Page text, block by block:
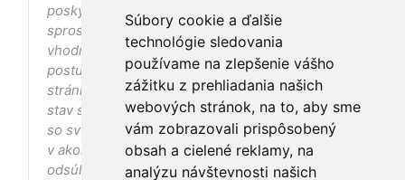
Súbory cookie a ďalšie
technológie sledovania
používame na zlepšenie vášho
zážitku z prehliadania našich
webových stránok, na to, aby sme
vám zobrazovali prispôsobený
obsah a cielené reklamy, na
analýzu návštevnosti našich
poskytovaniu zdravotnej starostlivosti, ani k jej
sprostredkovaniu, ani k jej nahrádzaniu. O
vhodných postupoch v oblasti zdravia, vhodnosti
postupov a odporúčaní prezentovaných na
stránke s ohľadom na Váš zdravotný
stav sa pred ich aplikáciou vždy vopred poraďte
so svojím ošetrujúcim lekárom, a to najmä ak ste
v akomkoľvek štádiu tehotenstva. Bez
odsúhlasenia postupov a odporúčaní